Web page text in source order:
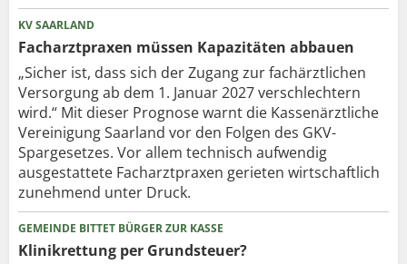
KV SAARLAND
Facharztpraxen müssen Kapazitäten abbauen
„Sicher ist, dass sich der Zugang zur fachärztlichen
Versorgung ab dem 1. Januar 2027 verschlechtern
wird.“ Mit dieser Prognose warnt die Kassenärztliche
Vereinigung Saarland vor den Folgen des GKV-
Spargesetzes. Vor allem technisch aufwendig
ausgestattete Facharztpraxen gerieten wirtschaftlich
zunehmend unter Druck.
GEMEINDE BITTET BÜRGER ZUR KASSE
Klinikrettung per Grundsteuer?